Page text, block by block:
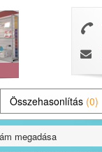
Összehasonlítás (0)